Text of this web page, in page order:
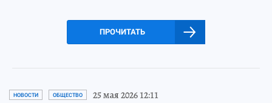
ПРОЧИТАТЬ
НОВОСТИ ОБЩЕСТВО 25 мая 2026 12:11